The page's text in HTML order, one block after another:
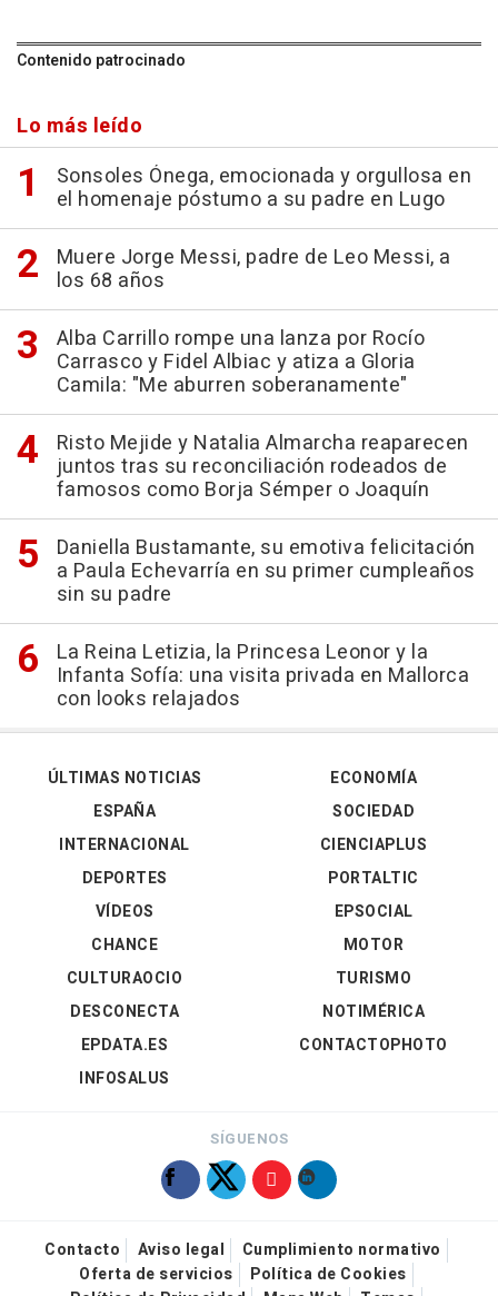
Contenido patrocinado
Lo más leído
Sonsoles Ónega, emocionada y orgullosa en
el homenaje póstumo a su padre en Lugo
Muere Jorge Messi, padre de Leo Messi, a
los 68 años
Alba Carrillo rompe una lanza por Rocío
Carrasco y Fidel Albiac y atiza a Gloria
Camila: "Me aburren soberanamente"
Risto Mejide y Natalia Almarcha reaparecen
juntos tras su reconciliación rodeados de
famosos como Borja Sémper o Joaquín
Daniella Bustamante, su emotiva felicitación
a Paula Echevarría en su primer cumpleaños
sin su padre
La Reina Letizia, la Princesa Leonor y la
Infanta Sofía: una visita privada en Mallorca
con looks relajados
ÚLTIMAS NOTICIAS
ESPAÑA
INTERNACIONAL
DEPORTES
VÍDEOS
ECONOMÍA
SOCIEDAD
CIENCIAPLUS
PORTALTIC
EPSOCIAL
CHANCE
CULTURAOCIO
DESCONECTA
EPDATA.ES
INFOSALUS
MOTOR
TURISMO
NOTIMÉRICA
CONTACTOPHOTO
SÍGUENOS
Contacto Aviso legal
Cumplimiento normativo
Oferta de servicios
Política de Cookies